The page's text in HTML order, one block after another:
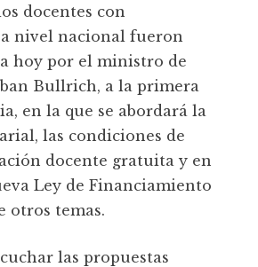
docentes con
nivel nacional fueron
hoy por el ministro de
Bullrich, a la primera
en la que se abordará la
las condiciones de
docente gratuita y en
Ley de Financiamiento
otros temas.
las propuestas